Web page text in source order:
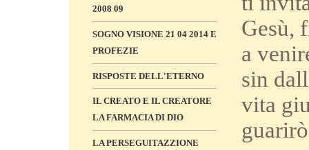
2008 09
SOGNO VISIONE 21 04 2014 E
PROFEZIE
RISPOSTE DELL'ETERNO
IL CREATO E IL CREATORE
LA FARMACIA DI DIO
LA PERSEGUITAZZIONE
Gesù,
a
sin
vita